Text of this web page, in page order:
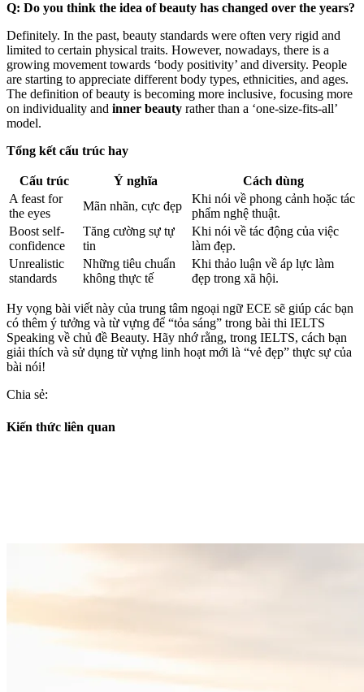
Q: Do you think the idea of beauty has changed over the years?
Definitely. In the past, beauty standards were often very rigid and
limited to certain physical traits. However, nowadays, there is a
growing movement towards ‘body positivity’ and diversity. People
are starting to appreciate different body types, ethnicities, and ages.
The definition of beauty is becoming more inclusive, focusing more
on individuality and inner beauty rather than a ‘one-size-fits-all’
model.
Tổng kết cấu trúc hay
Cấu trúc Ý nghĩa
Cách dùng
A feast for
the eyes
Mãn nhãn, cực đẹp
Khi nói về phong cảnh hoặc tác
phẩm nghệ thuật.
Boost self-
confidence
Tăng cường sự tự
tin
Khi nói về tác động của việc
làm đẹp.
Unrealistic
standards
Những tiêu chuẩn
không thực tế
Khi thảo luận về áp lực làm
đẹp trong xã hội.
Hy vọng bài viết này của trung tâm ngoại ngữ ECE sẽ giúp các bạn
có thêm ý tưởng và từ vựng để “tỏa sáng” trong bài thi IELTS
Speaking về chủ đề Beauty. Hãy nhớ rằng, trong IELTS, cách bạn
giải thích và sử dụng từ vựng linh hoạt mới là “vẻ đẹp” thực sự của
bài nói!
Chia sẻ:
Kiến thức liên quan